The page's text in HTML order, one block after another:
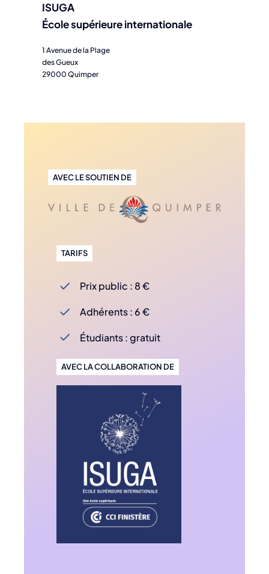
ISUGA
École supérieure internationale
1 Avenue de la Plage
des Gueux
29000 Quimper
AVEC LE SOUTIEN DE
TARIFS
Prix public : 8 €
Adhérents : 6 €
Étudiants : gratuit
AVEC LA COLLABORATION DE